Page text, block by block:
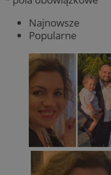
Najnowsze
Popularne